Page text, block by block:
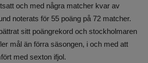
och med några matcher kvar av
noterats för 55 poäng på 72 matcher.
sitt poängrekord och stockholmaren
mål än förra säsongen, i och med att
med sexton ifjol.